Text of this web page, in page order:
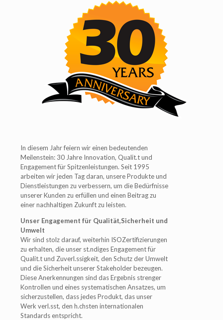
In diesem Jahr feiern wir einen bedeutenden
Meilenstein: 30 Jahre Innovation, Qualit.t und
Engagement für Spitzenleistungen. Seit 1995
arbeiten wir jeden Tag daran, unsere Produkte und
Dienstleistungen zu verbessern, um die Bedürfnisse
unserer Kunden zu erfüllen und einen Beitrag zu
einer nachhaltigen Zukunft zu leisten.
Unser Engagement für Qualität,Sicherheit und
Umwelt
Wir sind stolz darauf, weiterhin ISOZertifizierungen
zu erhalten, die unser st.ndiges Engagement für
Qualit.t und Zuverl.ssigkeit, den Schutz der Umwelt
und die Sicherheit unserer Stakeholder bezeugen.
Diese Anerkennungen sind das Ergebnis strenger
Kontrollen und eines systematischen Ansatzes, um
sicherzustellen, dass jedes Produkt, das unser
Werk verl.sst, den h.chsten internationalen
Standards entspricht.